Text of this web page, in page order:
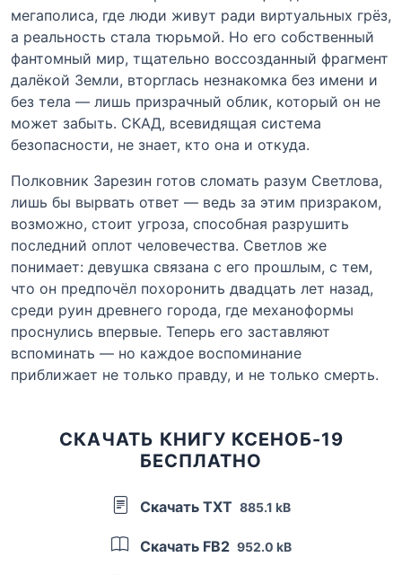
мегаполиса, где люди живут ради виртуальных грёз,
а реальность стала тюрьмой. Но его собственный
фантомный мир, тщательно воссозданный фрагмент
далёкой Земли, вторглась незнакомка без имени и
без тела — лишь призрачный облик, который он не
может забыть. СКАД, всевидящая система
безопасности, не знает, кто она и откуда.
Полковник Зарезин готов сломать разум Светлова,
лишь бы вырвать ответ — ведь за этим призраком,
возможно, стоит угроза, способная разрушить
последний оплот человечества. Светлов же
понимает: девушка связана с его прошлым, с тем,
что он предпочёл похоронить двадцать лет назад,
среди руин древнего города, где механоформы
проснулись впервые. Теперь его заставляют
вспоминать — но каждое воспоминание
приближает не только правду, и не только смерть.
СКАЧАТЬ КНИГУ КСЕНОБ-19
БЕСПЛАТНО
Скачать TXT 885.1 kB
Скачать FB2 952.0 kB